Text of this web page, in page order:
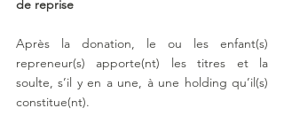
de reprise
Après la donation, le ou les enfant(s)
repreneur(s) apporte(nt) les titres et la
soulte, s’il y en a une, à une holding qu’il(s)
constitue(nt).